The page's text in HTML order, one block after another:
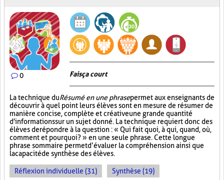
0 Fais ça court
La technique duRésumé en une phrasepermet aux enseignants de
découvrir à quel point leurs élèves sont en mesure de résumer de
manière concise, complète et créative une grande quantité
d'informations sur un sujet donné. La technique requiert donc des
élèves de répondre à la question : « Qui fait quoi, à qui, quand, où,
comment et pourquoi? » en une seule phrase. Cette longue
phrase sommaire permet d’évaluer la compréhension ainsi que
la capacité de synthèse des élèves.
Réflexion individuelle (31) Synthèse (19)